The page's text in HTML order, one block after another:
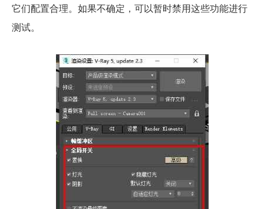
它们配置合理。如果不确定，可以暂时禁用这些功能进行
测试。